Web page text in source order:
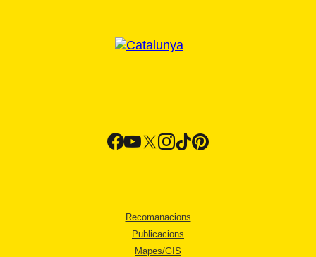
Recomanacions
Publicacions
Mapes/GIS